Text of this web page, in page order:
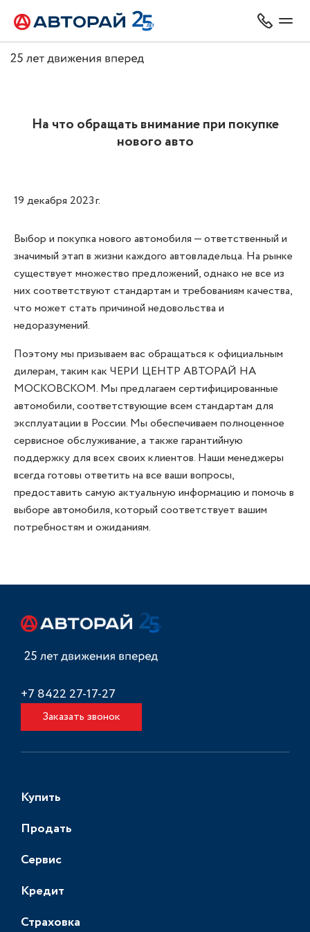
На что обращать внимание при покупке
нового авто
19 декабря 2023 г.
Выбор и покупка нового автомобиля — ответственный и
значимый этап в жизни каждого автовладельца. На рынке
существует множество предложений, однако не все из
них соответствуют стандартам и требованиям качества,
что может стать причиной недовольства и
недоразумений.
Поэтому мы призываем вас обращаться к официальным
дилерам, таким как ЧЕРИ ЦЕНТР АВТОРАЙ НА
МОСКОВСКОМ. Мы предлагаем сертифицированные
автомобили, соответствующие всем стандартам для
эксплуатации в России. Мы обеспечиваем полноценное
сервисное обслуживание, а также гарантийную
поддержку для всех своих клиентов. Наши менеджеры
всегда готовы ответить на все ваши вопросы,
предоставить самую актуальную информацию и помочь в
выборе автомобиля, который соответствует вашим
потребностям и ожиданиям.
+7 8422 27-17-27
Заказать звонок
Купить
Продать
Сервис
Кредит
Страховка